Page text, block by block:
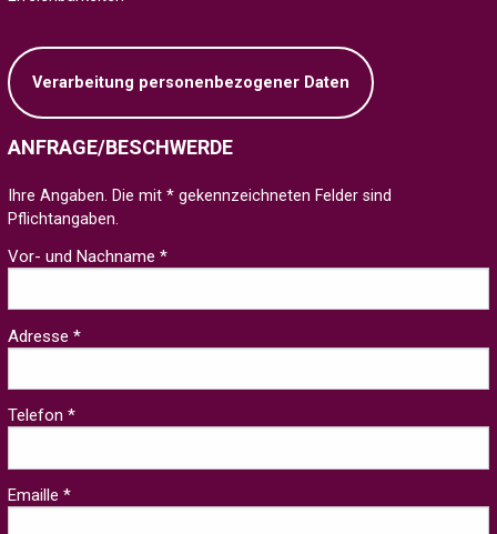
Verarbeitung personenbezogener Daten
ANFRAGE/BESCHWERDE
Ihre Angaben. Die mit * gekennzeichneten Felder sind
Pflichtangaben.
Vor- und Nachname *
Adresse *
Telefon *
Emaille *